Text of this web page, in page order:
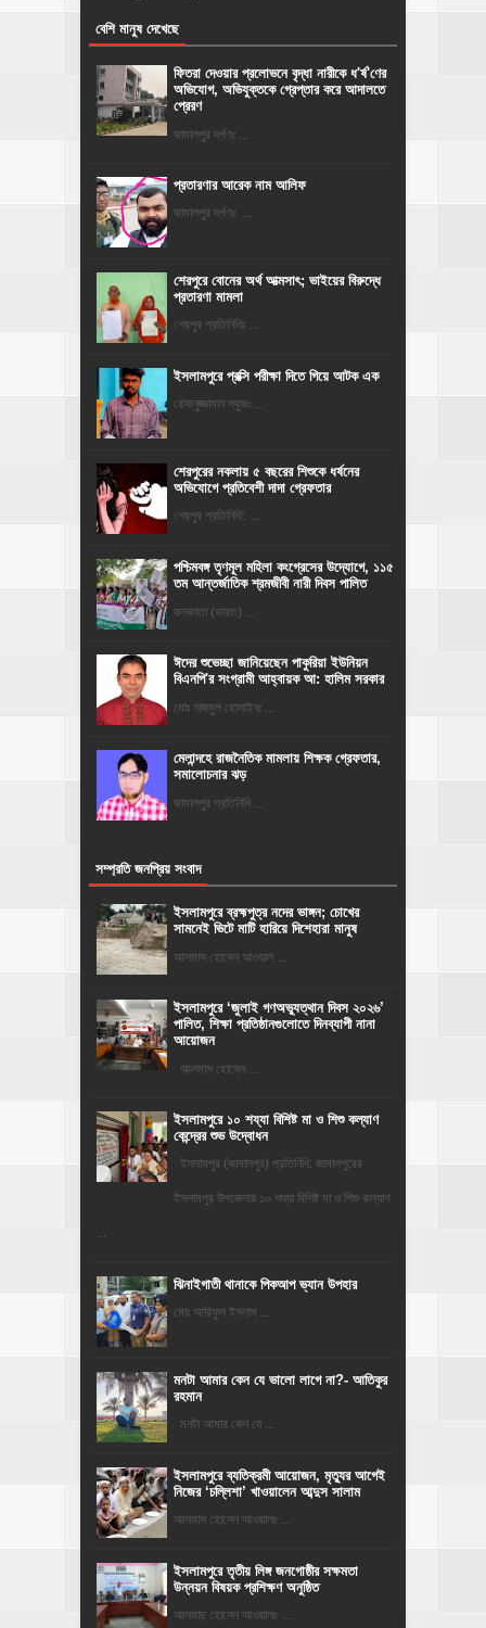
বেশি মানুষ দেখেছে
ফিতরা দেওয়ার প্রলোভনে বৃদ্ধা নারীকে ধ'র্ষ'ণের
অভিযোগ, অভিযুক্তকে গ্রেপ্তার করে আদালতে
প্রেরণ
জামালপুর দর্পণঃ ...
প্রতারণার আরেক নাম আলিফ
জামালপুর দর্পণঃ ...
শেরপুরে বোনের অর্থ আত্মসাৎ; ভাইয়ের বিরুদ্ধে
প্রতারণা মামলা
শেরপুর প্রতিনিধিঃ ...
ইসলামপুরে প্রক্সি পরীক্ষা দিতে গিয়ে আটক এক
রোকনুজ্জামান সবুজঃ ...
শেরপুরের নকলায় ৫ বছরের শিশুকে ধর্ষনের
অভিযোগে প্রতিবেশী দাদা গ্রেফতার
শেরপুর প্রতিনিধি: ...
পশ্চিমবঙ্গ তৃণমূল মহিলা কংগ্রেসের উদ্যোগে, ১১৫
তম আন্তর্জাতিক শ্রমজীবী নারী দিবস পালিত
কলকাতা (ভারত) ...
ঈদের শুভেচ্ছা জানিয়েছেন পাকুরিয়া ইউনিয়ন
বিএনপি'র সংগ্রামী আহ্বায়ক আ: হালিম সরকার
মোঃ নাজমুল হোসাইনঃ ...
মেলান্দহে রাজনৈতিক মামলায় শিক্ষক গ্রেফতার,
সমালোচনার ঝড়
জামালপুর প্রতিনিধি ...
সম্প্রতি জনপ্রিয় সংবাদ
ইসলামপুরে ব্রহ্মপুত্র নদের ভাঙ্গন; চোখের
সামনেই ভিটে মাটি হারিয়ে দিশেহারা মানুষ
আলমাস হোসেন আওয়াল ...
‎ইসলামপুরে ‘জুলাই গণঅভ্যুত্থান দিবস ২০২৬’
পালিত, শিক্ষা প্রতিষ্ঠানগুলোতে দিনব্যাপী নানা
আয়োজন
‎​আলমাস হোসেন ...
ইসলামপুরে ১০ শয্যা বিশিষ্ট মা ও শিশু কল্যাণ
কেন্দ্রের শুভ উদ্বোধন
ইসলামপুর (জামালপুর) প্রতিনিধি: জামালপুরের
ইসলামপুর উপজেলায় ১০ শয্যা বিশিষ্ট মা ও শিশু কল্যাণ
...
ঝিনাইগাতী থানাকে পিকআপ ভ্যান উপহার
মোঃ আরিফুল ইসলাম ...
মনটা আমার কেন যে ভালো লাগে না?- আতিকুর
রহমান
মনটা আমার কেন যে ...
‎ইসলামপুরে ব্যতিক্রমী আয়োজন, মৃত্যুর আগেই
নিজের ‘চল্লিশা’ খাওয়ালেন আব্দুস সালাম
আলমাস হোসেন আওয়ালঃ ...
ইসলামপুরে তৃতীয় লিঙ্গ জনগোষ্ঠীর সক্ষমতা
উন্নয়ন বিষয়ক প্রশিক্ষণ অনুষ্ঠিত
আলমাছ হোসেন আওয়ালঃ ...